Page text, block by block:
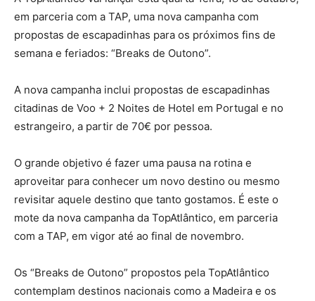
em parceria com a TAP, uma nova campanha com
propostas de escapadinhas para os próximos fins de
semana e feriados: “Breaks de Outono”.
A nova campanha inclui propostas de escapadinhas
citadinas de Voo + 2 Noites de Hotel em Portugal e no
estrangeiro, a partir de 70€ por pessoa.
O grande objetivo é fazer uma pausa na rotina e
aproveitar para conhecer um novo destino ou mesmo
revisitar aquele destino que tanto gostamos. É este o
mote da nova campanha da TopAtlântico, em parceria
com a TAP, em vigor até ao final de novembro.
Os “Breaks de Outono” propostos pela TopAtlântico
contemplam destinos nacionais como a Madeira e os